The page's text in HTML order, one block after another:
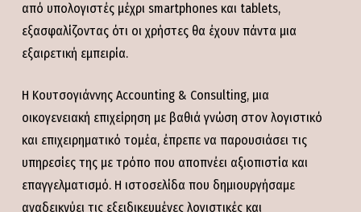
από υπολογιστές μέχρι smartphones και tablets,
εξασφαλίζοντας ότι οι χρήστες θα έχουν πάντα μια
εξαιρετική εμπειρία.
Η Κουτσογιάννης Accounting & Consulting, μια
οικογενειακή επιχείρηση με βαθιά γνώση στον λογιστικό
και επιχειρηματικό τομέα, έπρεπε να παρουσιάσει τις
υπηρεσίες της με τρόπο που αποπνέει αξιοπιστία και
επαγγελματισμό. Η ιστοσελίδα που δημιουργήσαμε
αναδεικνύει τις εξειδικευμένες λογιστικές και